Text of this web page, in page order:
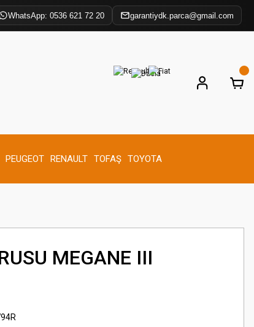
WhatsApp: 0536 621 72 20 garantiydk.parca@gmail.com
PEUGEOT RENAULT TOFAŞ TOYOTA
MEGANE III